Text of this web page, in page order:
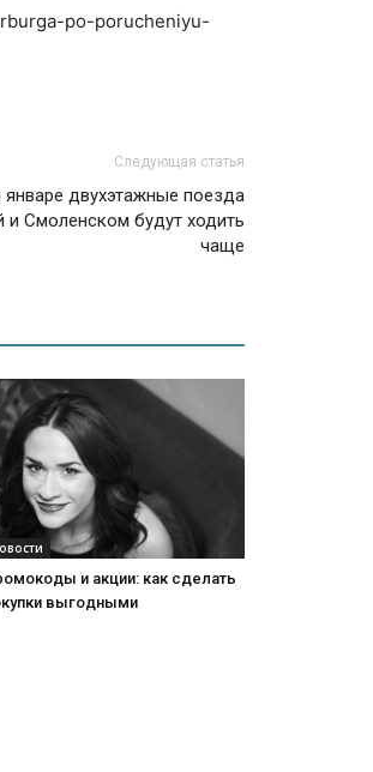
po-porucheniyu-
Следующая статья
двухэтажные поезда
Смоленском будут ходить
чаще
и акции: как сделать
выгодными